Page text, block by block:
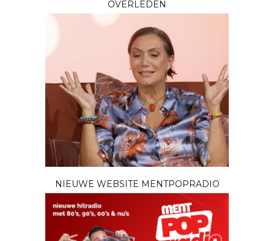
OVERLEDEN
NIEUWE WEBSITE MENTPOPRADIO